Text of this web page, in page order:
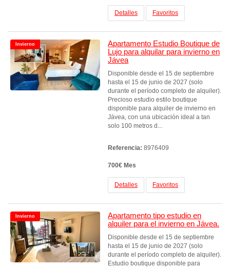
Detalles Favoritos
Invierno
Apartamento Estudio Boutique de
Lujo para alquilar para invierno en
Jávea
Disponible desde el 15 de septiembre
hasta el 15 de junio de 2027 (solo
durante el período completo de alquiler).
Precioso estudio estilo boutique
disponible para alquiler de invierno en
Jávea, con una ubicación ideal a tan
solo 100 metros d...
Referencia: 8976409
700€ Mes
Detalles Favoritos
Invierno
Apartamento tipo estudio en
alquiler para el invierno en Jávea.
Disponible desde el 15 de septiembre
hasta el 15 de junio de 2027 (solo
durante el período completo de alquiler).
Estudio boutique disponible para